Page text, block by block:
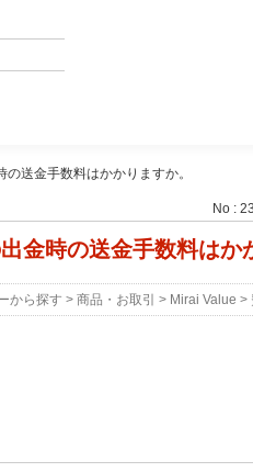
の送金手数料はかかりますか。
No :
金時の送金手数料はか
から探す > 商品・お取引 > Mirai Value >